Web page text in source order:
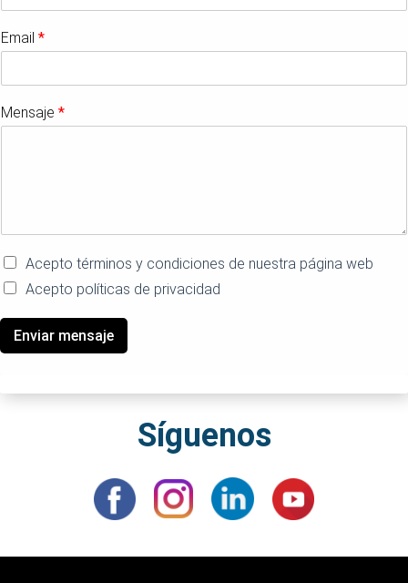
*
N
m
r
Email *
Mensaje *
Acepto términos y condiciones de nuestra página web
Acepto políticas de privacidad
Enviar mensaje
Síguenos